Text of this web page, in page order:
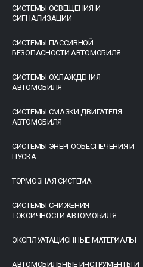
СИСТЕМЫ ОСВЕЩЕНИЯ И
СИГНАЛИЗАЦИИ
СИСТЕМЫ ПАССИВНОЙ
БЕЗОПАСНОСТИ АВТОМОБИЛЯ
СИСТЕМЫ ОХЛАЖДЕНИЯ
АВТОМОБИЛЯ
СИСТЕМЫ СМАЗКИ ДВИГАТЕЛЯ
АВТОМОБИЛЯ
СИСТЕМЫ ЭНЕРГООБЕСПЕЧЕНИЯ И
ПУСКА
ТОРМОЗНАЯ СИСТЕМА
СИСТЕМЫ СНИЖЕНИЯ
ТОКСИЧНОСТИ АВТОМОБИЛЯ
ЭКСПЛУАТАЦИОННЫЕ МАТЕРИАЛЫ
АВТОМОБИЛЬНЫЕ ИНСТРУМЕНТЫ И